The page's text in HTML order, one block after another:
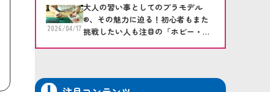
2026/04/17
大人の習い事としてのプラモデル
®、その魅力に迫る！初心者もまた
挑戦したい人も注目の「ホビー・プ